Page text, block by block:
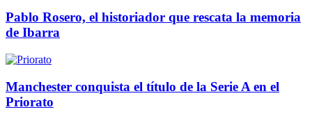
Pablo Rosero, el historiador que rescata la memoria
de Ibarra
Manchester conquista el título de la Serie A en el
Priorato